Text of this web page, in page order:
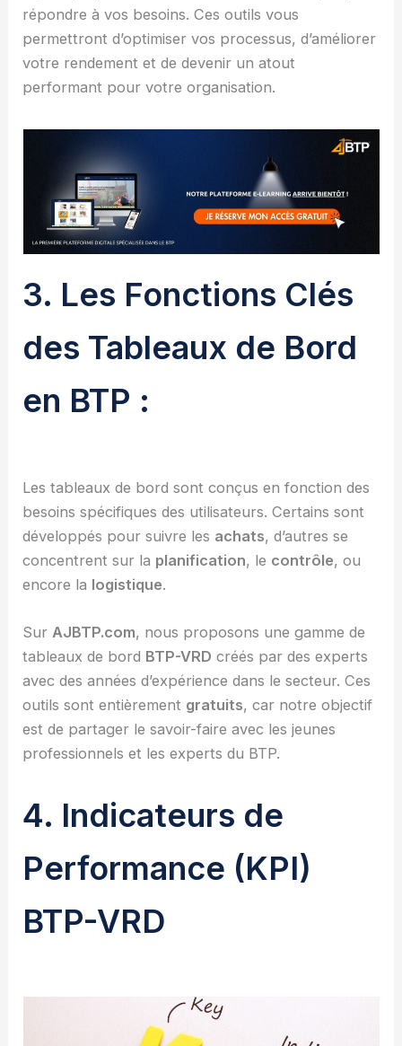
répondre à vos besoins. Ces outils vous
permettront d’optimiser vos processus, d’améliorer
votre rendement et de devenir un atout
performant pour votre organisation.
3. Les Fonctions Clés
des Tableaux de Bord
en BTP :
Les tableaux de bord sont conçus en fonction des
besoins spécifiques des utilisateurs. Certains sont
développés pour suivre les achats, d’autres se
concentrent sur la planification, le contrôle, ou
encore la logistique.
SurAJBTP.com, nous proposons une gamme de
tableaux de bord BTP-VRD créés par des experts
avec des années d’expérience dans le secteur. Ces
outils sont entièrement gratuits, car notre objectif
est de partager le savoir-faire avec les jeunes
professionnels et les experts du BTP.
4. Indicateurs de
Performance (KPI)
BTP-VRD